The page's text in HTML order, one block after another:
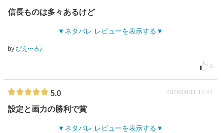
信長ものは多々あるけど
ネタバレ レビューを表示する
by ぴえ〜る♪
4
5.0 2026/06/11 13:54
設定と画力の勝利で賞
ネタバレ レビューを表示する